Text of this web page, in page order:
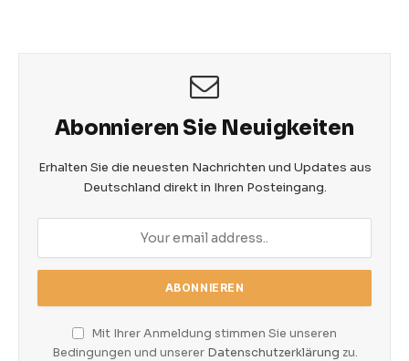
Abonnieren Sie Neuigkeiten
Erhalten Sie die neuesten Nachrichten und Updates aus
Deutschland direkt in Ihren Posteingang.
Mit Ihrer Anmeldung stimmen Sie unseren
Bedingungen und unserer Datenschutzerklärung zu.